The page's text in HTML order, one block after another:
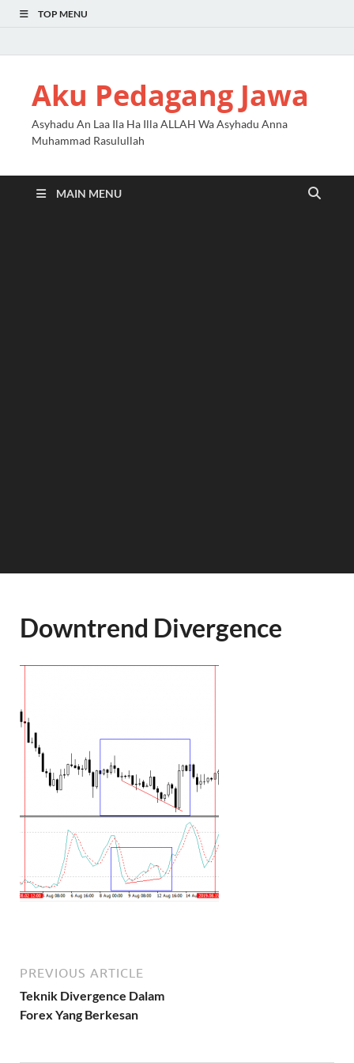
TOP MENU
Aku Pedagang Jawa
Asyhadu An Laa Ila Ha Illa ALLAH Wa Asyhadu Anna
Muhammad Rasulullah
MAIN MENU
Downtrend Divergence
PREVIOUS ARTICLE
Teknik Divergence Dalam
Forex Yang Berkesan